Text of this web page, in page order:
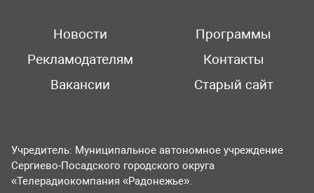
Новости
Программы
Рекламодателям
Контакты
Вакансии
Старый сайт
Учредитель: Муниципальное автономное учреждение
Сергиево-Посадского городского округа
«Телерадиокомпания «Радонежье».